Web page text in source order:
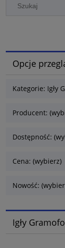
Opcje
Kategorie: Igły
Producent:
Dostępność:
Cena: (wybierz)
Nowość:
Igły